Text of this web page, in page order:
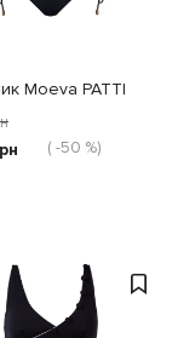
Moeva PATTI
( -50 %)